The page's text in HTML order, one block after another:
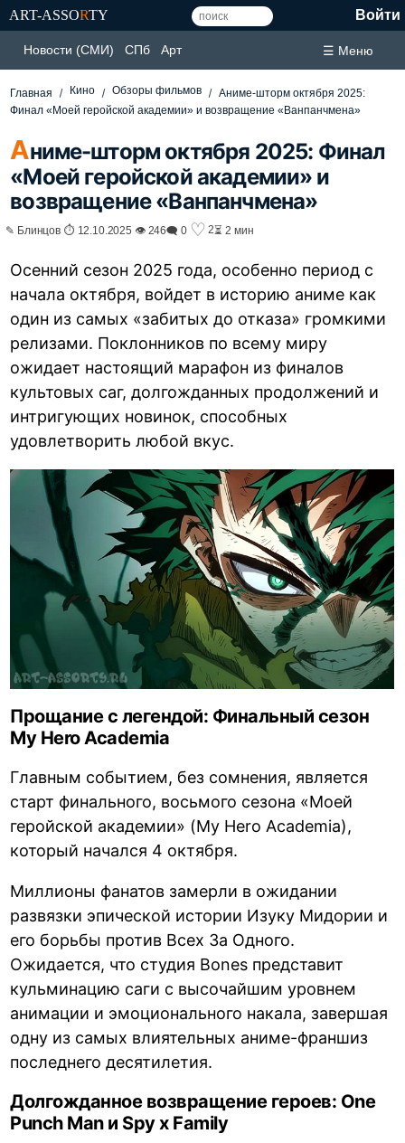
ART-ASSORTY Войти
Новости (СМИ) СПб Арт ☰ Меню
Главная Кино Обзоры фильмов
Аниме-шторм октября 2025:
Финал «Моей геройской академии» и возвращение «Ванпанчмена»
Аниме-шторм октября 2025: Финал
«Моей геройской академии» и
возвращение «Ванпанчмена»
✎ Блинцов ⏱ 12.10.2025 👁 246🗨 0 ♡ 2⏳ 2 мин
Осенний сезон 2025 года, особенно период с
начала октября, войдет в историю аниме как
один из самых «забитых до отказа» громкими
релизами. Поклонников по всему миру
ожидает настоящий марафон из финалов
культовых саг, долгожданных продолжений и
интригующих новинок, способных
удовлетворить любой вкус.
Прощание с легендой: Финальный сезон
My Hero Academia
Главным событием, без сомнения, является
старт финального, восьмого сезона «Моей
геройской академии» (My Hero Academia),
который начался 4 октября.
Миллионы фанатов замерли в ожидании
развязки эпической истории Изуку Мидории и
его борьбы против Всех За Одного.
Ожидается, что студия Bones представит
кульминацию саги с высочайшим уровнем
анимации и эмоционального накала, завершая
одну из самых влиятельных аниме-франшиз
последнего десятилетия.
Долгожданное возвращение героев: One
Punch Man и Spy x Family